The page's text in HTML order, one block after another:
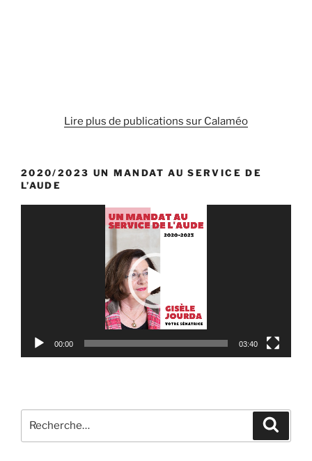
Lire plus de publications sur Calaméo
2020/2023 UN MANDAT AU SERVICE DE
L’AUDE
00:00 03:40